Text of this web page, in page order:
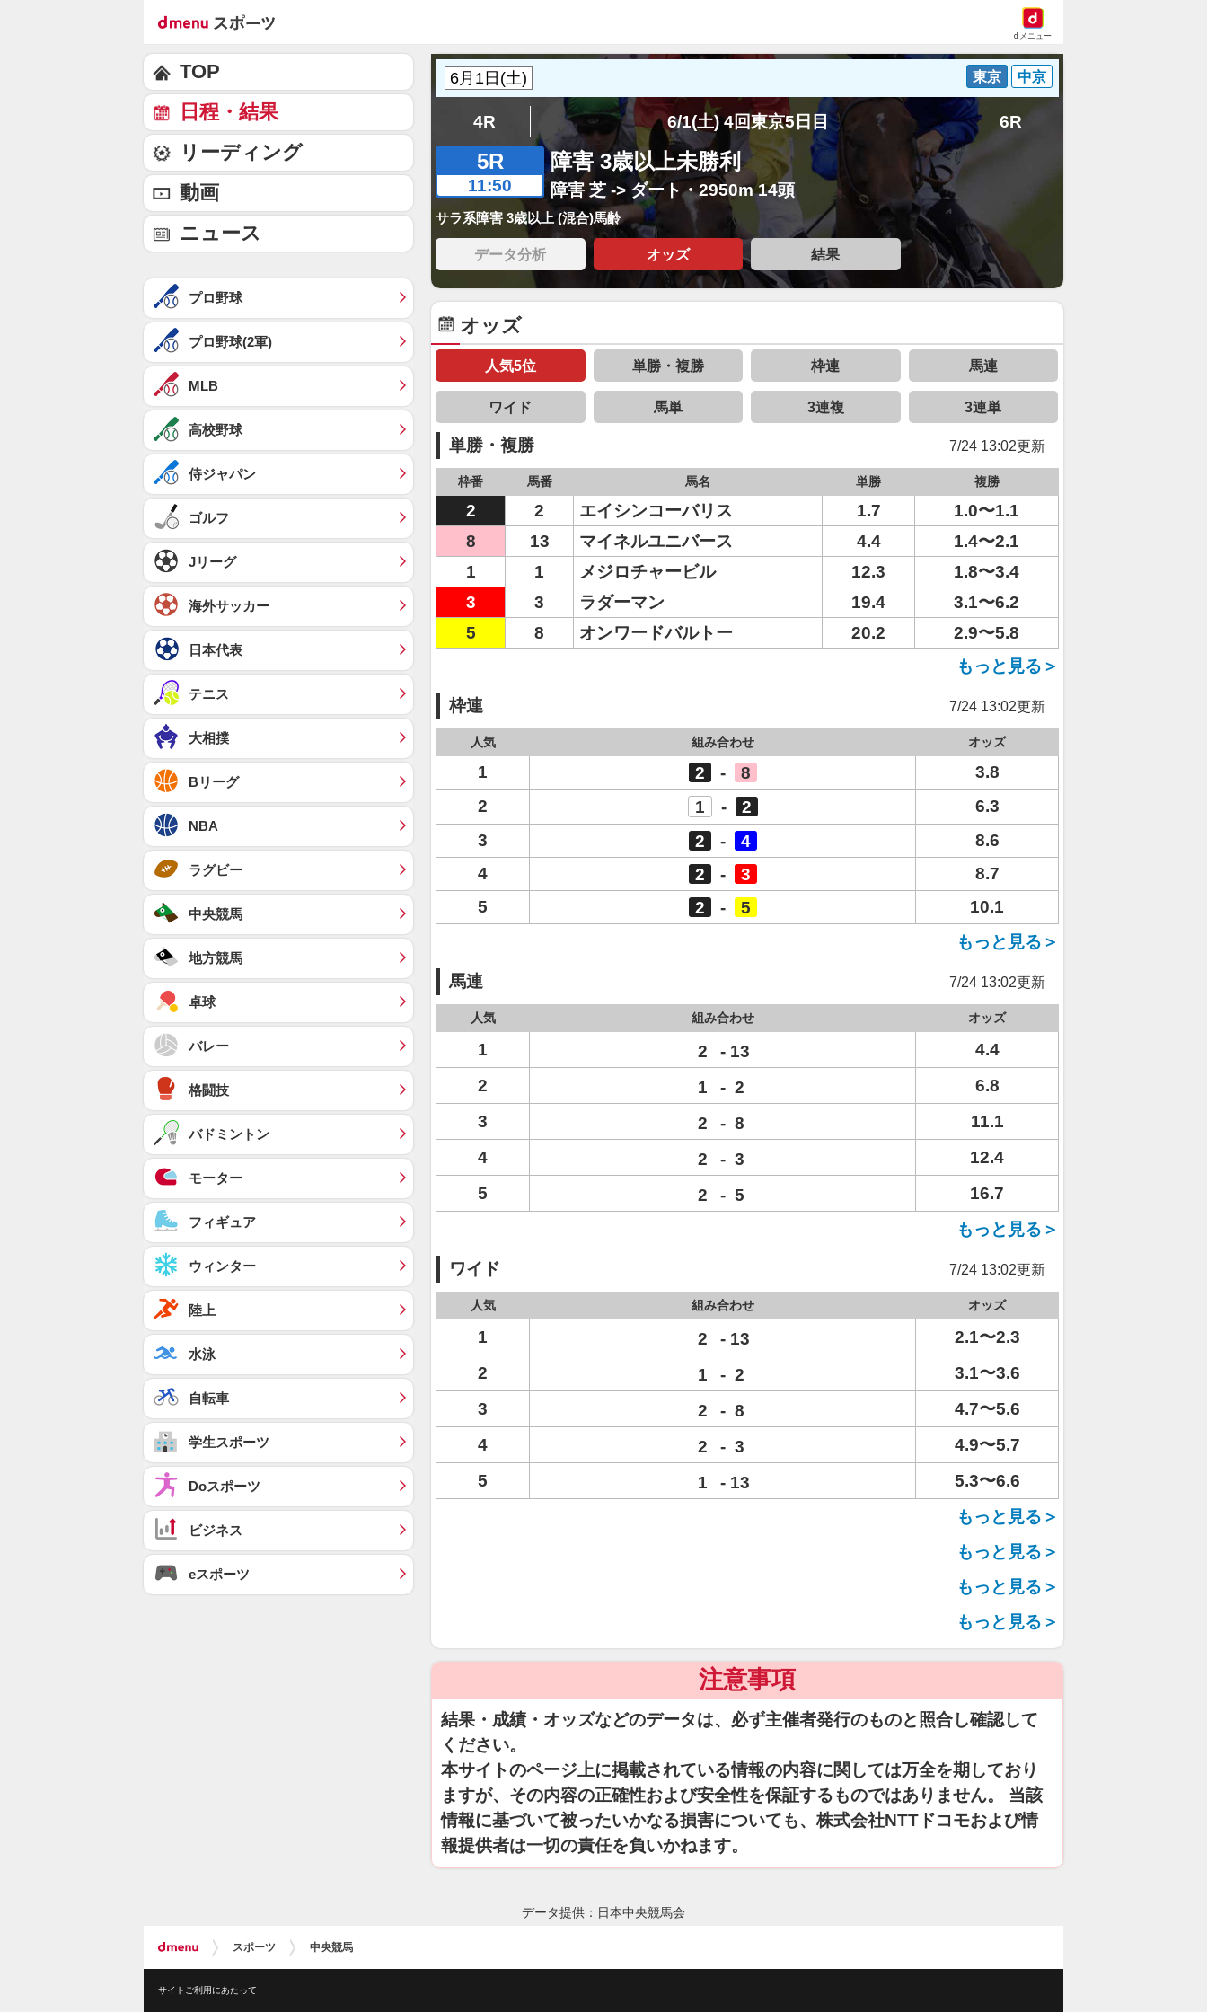
dメニュー
東京 中京
4R 6/1(土) 4回東京5日目 6R
5R
11:50
障害 3歳以上未勝利
障害 芝 -> ダート・2950m 14頭
サラ系障害 3歳以上 (混合)馬齢
データ分析 オッズ 結果
オッズ
人気5位 単勝・複勝 枠連 馬連
ワイド 馬単 3連複 3連単
単勝・複勝 7/24 13:02更新
枠番 馬番 馬名 単勝 複勝
2 2 エイシンコーバリス 1.7
1.0〜1.1
8
13 マイネルユニバース 4.4
1.4〜2.1
1
1 メジロチャービル 12.3
1.8〜3.4
3
3 ラダーマン 19.4
3.1〜6.2
5
8 オンワードバルトー 20.2
2.9〜5.8
もっと見る＞
枠連 7/24 13:02更新
人気 組み合わせ オッズ
1 2 - 8
3.8
2
1 - 2
6.3
3
2 - 4
8.6
4
2 - 3
8.7
5
2 - 5
10.1
もっと見る＞
馬連 7/24 13:02更新
人気 組み合わせ オッズ
1 2 - 13
4.4
2
1 - 2
6.8
3
2 - 8
11.1
4
2 - 3
12.4
5
2 - 5
16.7
もっと見る＞
ワイド 7/24 13:02更新
人気 組み合わせ オッズ
1 2 - 13
2.1〜2.3
2
1 - 2
3.1〜3.6
3
2 - 8
4.7〜5.6
4
2 - 3
4.9〜5.7
5
1 - 13
5.3〜6.6
もっと見る＞
もっと見る＞
もっと見る＞
もっと見る＞
注意事項
結果・成績・オッズなどのデータは、必ず主催者発行のものと照合し確認して
ください。
本サイトのページ上に掲載されている情報の内容に関しては万全を期しており
ますが、その内容の正確性および安全性を保証するものではありません。 当該
情報に基づいて被ったいかなる損害についても、株式会社NTTドコモおよび情
報提供者は一切の責任を負いかねます。
TOP
日程・結果
リーディング
動画
ニュース
プロ野球
プロ野球(2軍)
MLB
高校野球
侍ジャパン
ゴルフ
Jリーグ
海外サッカー
日本代表
テニス
大相撲
Bリーグ
NBA
ラグビー
中央競馬
地方競馬
卓球
バレー
格闘技
バドミントン
モーター
フィギュア
ウィンター
陸上
水泳
自転車
学生スポーツ
Doスポーツ
ビジネス
eスポーツ
データ提供：日本中央競馬会
スポーツ 中央競馬
サイトご利用にあたって